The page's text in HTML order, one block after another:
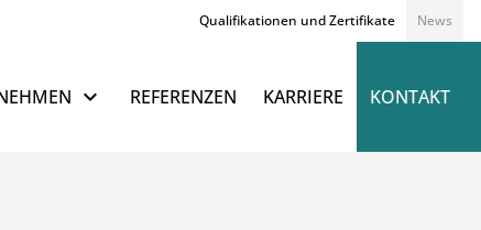
Navigation überspringen
Qualifikationen und Zertifikate News
REFERENZEN KARRIERE KONTAKT